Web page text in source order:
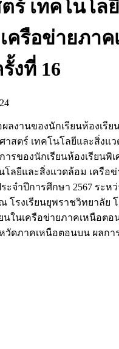
ร์ เทคโนโล
ครือข่ายภาค
งที่ 16
ลงานของนักเรียนห้องเรีย
สตร์ เทคโนโลยีและสิ่งแว
รของนักเรียนห้องเรียนพิ
ลยีและสิ่งแวดล้อม เครือข่
จำปีการศึกษา 2567 ระหว่
โรงเรียนยุพราชวิทยาลัย
นในเครือข่ายภาคเหนือตอ
หวัดภาคเหนือตอนบน ผลก